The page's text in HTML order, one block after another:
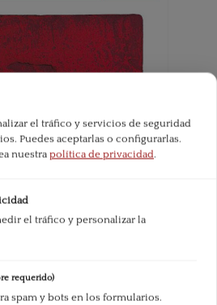
el tráfico y servicios de seguridad
Puedes aceptarlas o configurarlas.
nuestra política de privacidad.
el tráfico y personalizar la
requerido)
spam y bots en los formularios.